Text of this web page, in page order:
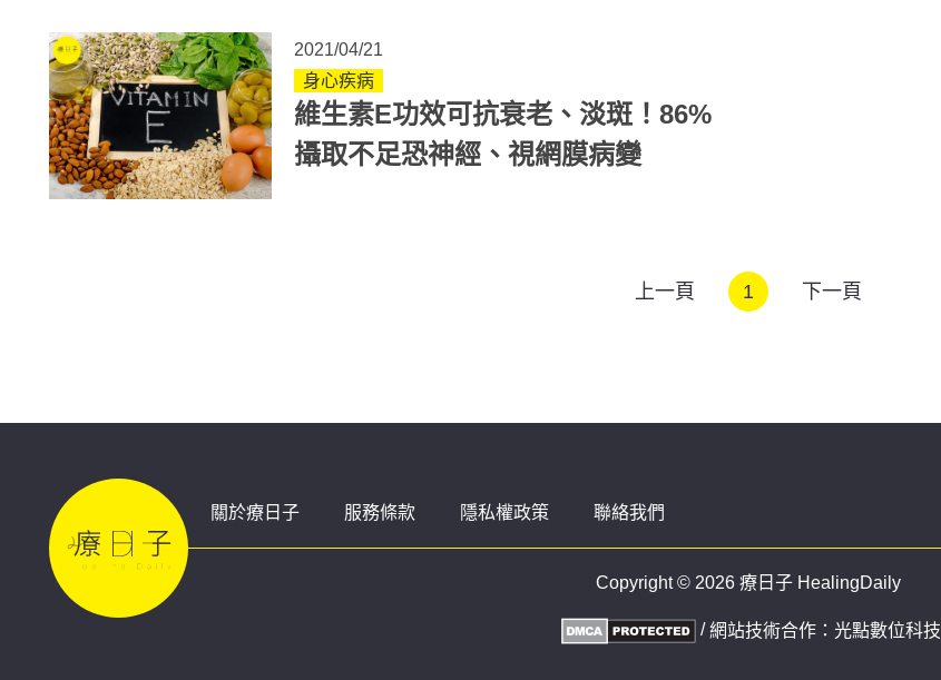
2021/04/21
身心疾病
維生素E功效可抗衰老、淡斑！86%
攝取不足恐神經、視網膜病變
上一頁 1 下一頁
關於療日子 服務條款 隱私權政策 聯絡我們
Copyright © 2026 療日子 HealingDaily
/網站技術合作： 光點數位科技